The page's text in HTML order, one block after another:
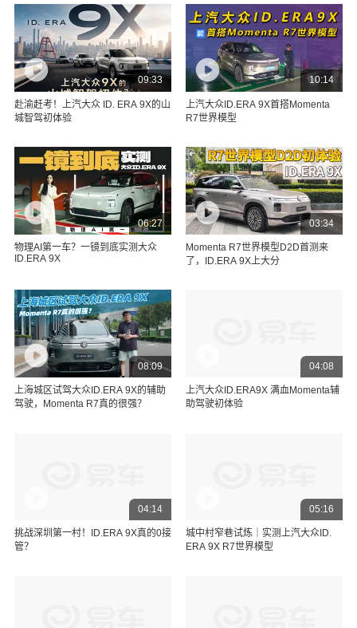
09:33
赴渝赶考！上汽大众 ID. ERA 9X的山
城智驾初体验
10:14
上汽大众ID.ERA 9X首搭Momenta
R7世界模型
06:27
物理AI第一车？一镜到底实测大众
ID.ERA 9X
03:34
Momenta R7世界模型D2D首测来
了，ID.ERA 9X上大分
08:09
上海城区试驾大众ID.ERA 9X的辅助
驾驶，Momenta R7真的很强？
04:08
上汽大众ID.ERA9X 满血Momenta辅
助驾驶初体验
04:14
挑战深圳第一村！ID.ERA 9X真的0接
管？
05:16
城中村窄巷试炼｜实测上汽大众ID.
ERA 9X R7世界模型